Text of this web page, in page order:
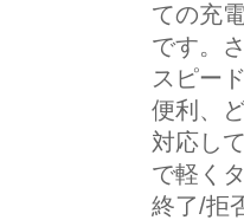
ての充
です。
スピー
便利、
対応し
で軽く
終了/拒